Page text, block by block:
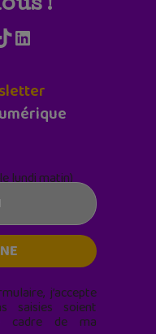
!
LinkedIn
lundi matin)
j’accepte
saisies soient
cadre de ma